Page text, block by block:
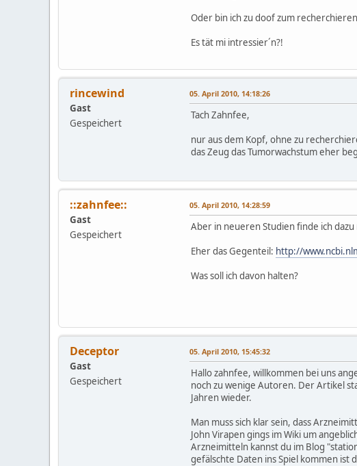
Oder bin ich zu doof zum
Es tät mi intressier´n?!
rincewind
Gast
Gespeichert
05. April 2010, 14:18:26
Tach Zahnfee,
nur aus dem Kopf, ohne zu
das Zeug das Tumorwachstum eher
::zahnfee::
Gast
Gespeichert
05. April 2010, 14:28:59
Aber in neueren Studien finde ich dazu
Eher das Gegenteil: http://
Was soll ich davon halten?
Deceptor
Gast
Gespeichert
05. April 2010, 15:45:32
Hallo zahnfee, willkommen bei uns
noch zu wenige Autoren. Der Artikel
Jahren wieder.
Man muss sich klar sein, dass
John Virapen gings im Wiki um
Arzneimitteln kannst du im Blog
gefälschte Daten ins Spiel kommen ist